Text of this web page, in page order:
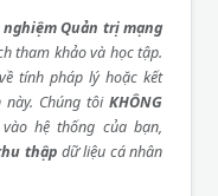
nghiệm Quản trị mạng
tham khảo và học tập.
tính pháp lý hoặc kết
Chúng tôi KHÔNG
hệ thống của bạn,
thập dữ liệu cá nhân